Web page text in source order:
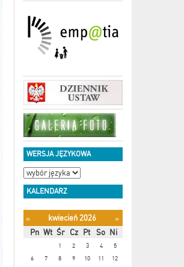
WERSJA JĘZYKOWA
KALENDARZ
« kwiecień 2026
»
Pn Wt Śr Cz Pt So Ni
1 2 3 4
5
6
7 8 9 10 11
12